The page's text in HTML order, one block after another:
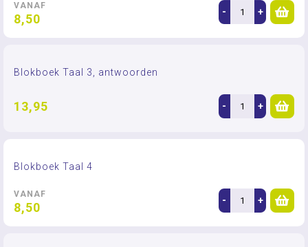
VANAF
8,50 - +
Blokboek Taal 3, antwoorden
13,95 - +
Blokboek Taal 4
VANAF
8,50 - +